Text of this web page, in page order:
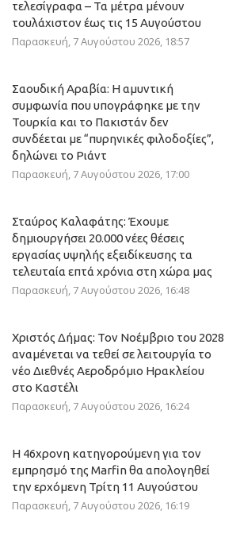
τελεσίγραφα – Τα μέτρα μένουν
τουλάχιστον έως τις 15 Αυγούστου
Παρασκευή, 7 Αυγούστου 2026, 18:57
Σαουδική Αραβία: Η αμυντική
συμφωνία που υπογράφηκε με την
Τουρκία και το Πακιστάν δεν
συνδέεται με “πυρηνικές φιλοδοξίες”,
δηλώνει το Ριάντ
Παρασκευή, 7 Αυγούστου 2026, 17:00
Σταύρος Καλαφάτης: Έχουμε
δημιουργήσει 20.000 νέες θέσεις
εργασίας υψηλής εξειδίκευσης τα
τελευταία επτά χρόνια στη χώρα μας
Παρασκευή, 7 Αυγούστου 2026, 16:48
Χριστός Δήμας: Τον Νοέμβριο του 2028
αναμένεται να τεθεί σε λειτουργία το
νέο Διεθνές Αεροδρόμιο Ηρακλείου
στο Καστέλι
Παρασκευή, 7 Αυγούστου 2026, 16:24
Η 46χρονη κατηγορούμενη για τον
εμπρησμό της Marfin θα απολογηθεί
την ερχόμενη Τρίτη 11 Αυγούστου
Παρασκευή, 7 Αυγούστου 2026, 16:19